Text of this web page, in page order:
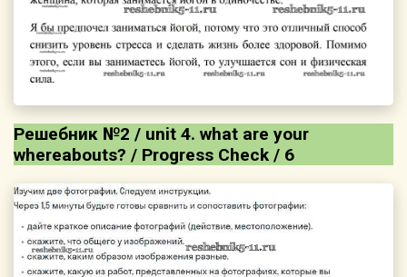
Решебник №2 / unit 4. what are your
whereаbouts? / Progress Check / 6